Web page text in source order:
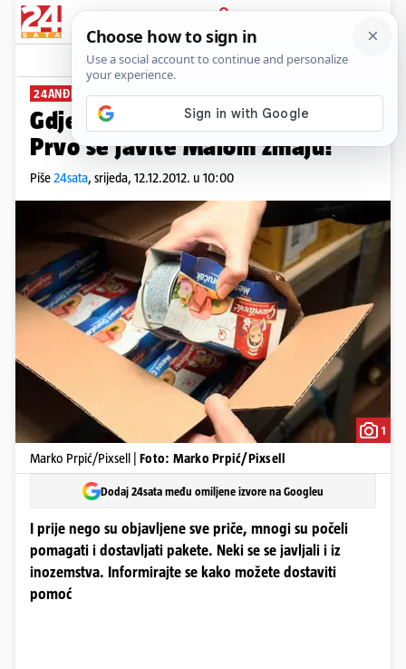
PRIJAVA
News Komentari
24ANĐELI
Gdje, kada i kako dati pomoć?
Prvo se javite Malom zmaju!
Piše24sata, srijeda, 12.12.2012. u 10:00
1
Marko Prpić/Pixsell | Foto: Marko Prpić/Pixsell
Dodaj 24sata među omiljene izvore na Googleu
I prije nego su objavljene sve priče, mnogi su počeli
pomagati i dostavljati pakete. Neki se se javljali i iz
inozemstva. Informirajte se kako možete dostaviti
pomoć